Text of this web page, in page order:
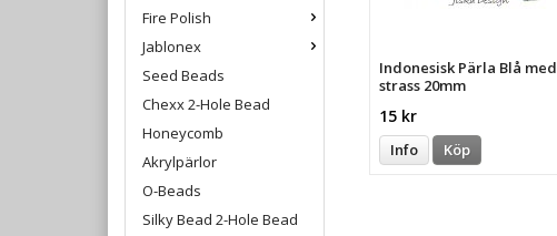
Fire Polish
Jablonex
Seed Beads
Chexx 2-Hole Bead
Honeycomb
Akrylpärlor
O-Beads
Silky Bead 2-Hole Bead
Indonesisk Pärla Blå med
strass 20mm
15 kr
Info Köp